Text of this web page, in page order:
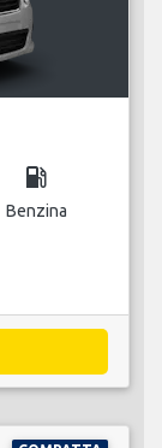
local_gas_station
Benzina